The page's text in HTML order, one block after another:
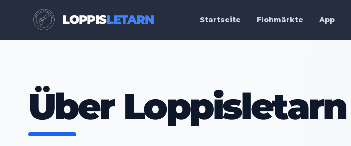
LOPPISLETARN Startseite Flohmärkte App
Über Loppisletarn